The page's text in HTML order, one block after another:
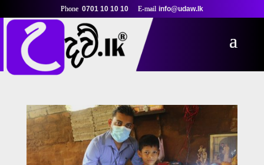
0701 10 10 10 info@udaw.lk